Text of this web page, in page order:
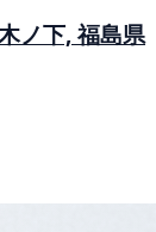
ノ下, 福島県